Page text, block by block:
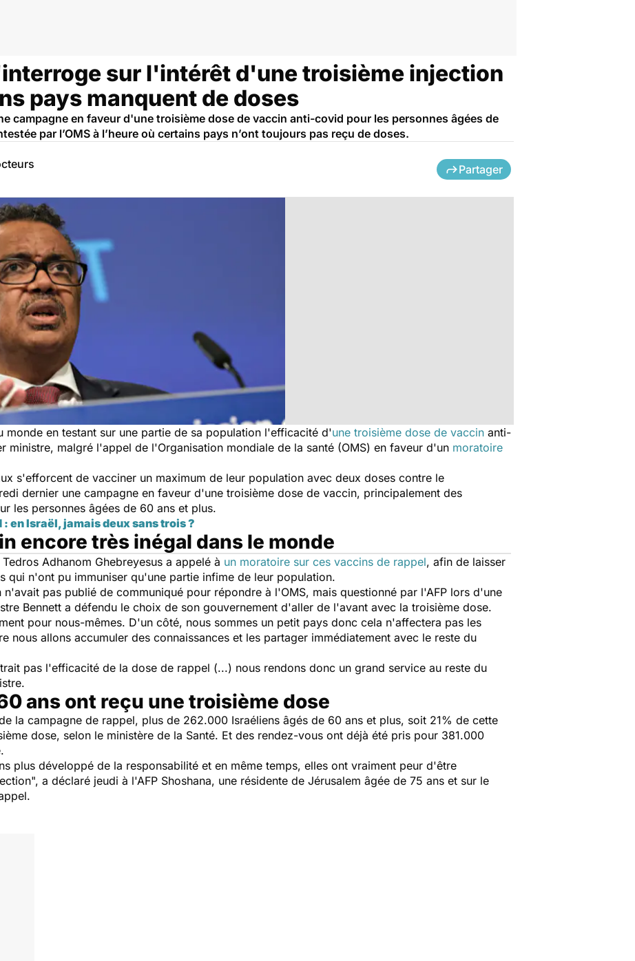
sur l'intérêt d'une troisième injection
pays manquent de doses
campagne en faveur d'une troisième dose de vaccin anti-covid pour les personnes âgées de
par l’OMS à l’heure où certains pays n’ont toujours pas reçu de doses.
Partager
monde en testant sur une partie de sa population l'efficacité d'une troisième dose de vaccin anti-
ministre, malgré l'appel de l'Organisation mondiale de la santé (OMS) en faveur d'un moratoire
s'efforcent de vacciner un maximum de leur population avec deux doses contre le
dernier une campagne en faveur d'une troisième dose de vaccin, principalement des
les personnes âgées de 60 ans et plus.
en Israël, jamais deux sans trois ?
encore très inégal dans le monde
Adhanom Ghebreyesus a appelé à un moratoire sur ces vaccins de rappel, afin de laisser
qui n'ont pu immuniser qu'une partie infime de leur population.
pas publié de communiqué pour répondre à l'OMS, mais questionné par l'AFP lors d'une
Bennett a défendu le choix de son gouvernement d'aller de l'avant avec la troisième dose.
pour nous-mêmes. D'un côté, nous sommes un petit pays donc cela n'affectera pas les
nous allons accumuler des connaissances et les partager immédiatement avec le reste du
pas l'efficacité de la dose de rappel (...) nous rendons donc un grand service au reste du
ans ont reçu une troisième dose
la campagne de rappel, plus de 262.000 Israéliens âgés de 60 ans et plus, soit 21% de cette
dose, selon le ministère de la Santé. Et des rendez-vous ont déjà été pris pour 381.000
plus développé de la responsabilité et en même temps, elles ont vraiment peur d'être
", a déclaré jeudi à l'AFP Shoshana, une résidente de Jérusalem âgée de 75 ans et sur le